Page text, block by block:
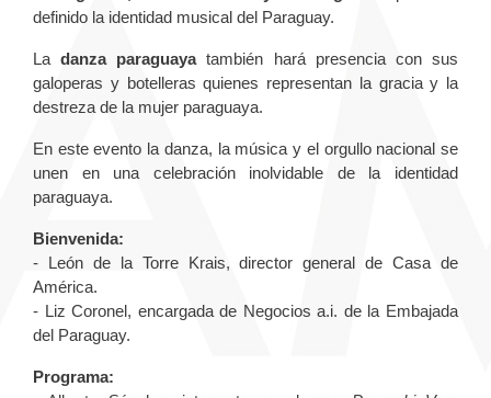
definido la identidad musical del Paraguay.
Ladanza paraguayatambién hará presencia con sus
galoperas y botelleras quienes representan la gracia y la
destreza de la mujer paraguaya.
En este evento la danza, la música y el orgullo nacional se
unen en una celebración inolvidable de la identidad
paraguaya.
Bienvenida:
- León de la Torre Krais, director general de Casa de
América.
- Liz Coronel, encargada de Negocios a.i. de la Embajada
del Paraguay.
Programa: